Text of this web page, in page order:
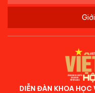
DIỄN ĐÀN KHOA